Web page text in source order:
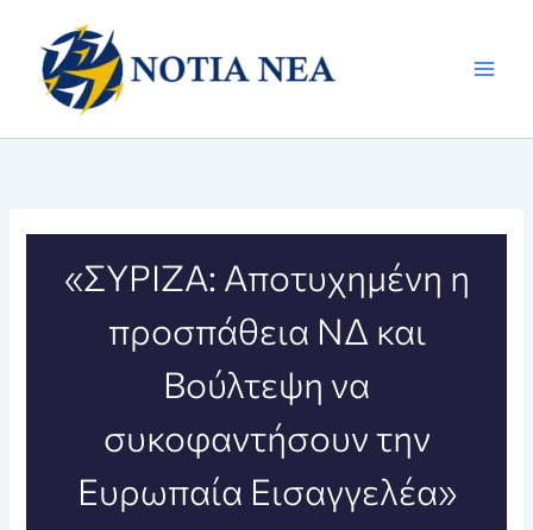
περιεχόμενο
«ΣΥΡΙΖΑ: Αποτυχημένη η
προσπάθεια ΝΔ και
Βούλτεψη να
συκοφαντήσουν την
Ευρωπαία Εισαγγελέα»